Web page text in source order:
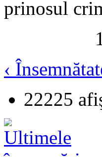
prinosul
‹
22225